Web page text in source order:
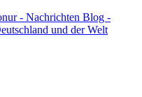
- Nachrichten Blog -
und der Welt